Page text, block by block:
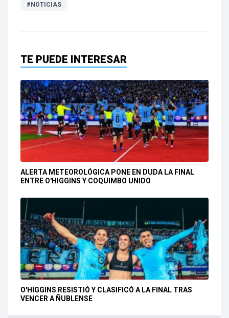
#NOTICIAS
TE PUEDE INTERESAR
ALERTA METEOROLÓGICA PONE EN DUDA LA FINAL
ENTRE O'HIGGINS Y COQUIMBO UNIDO
O'HIGGINS RESISTIÓ Y CLASIFICÓ A LA FINAL TRAS
VENCER A ÑUBLENSE